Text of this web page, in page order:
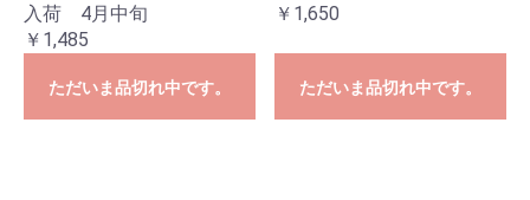
入荷 4月中旬
￥1,485
ただいま品切れ中です。
￥1,650
ただいま品切れ中です。